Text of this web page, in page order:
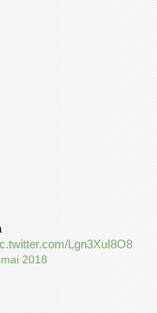
Lgn3XuI8O8
2018